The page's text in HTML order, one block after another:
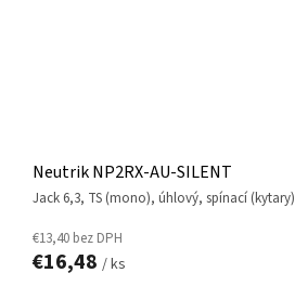
Neutrik NP2RX-AU-SILENT
jack 6,3, TS (mono), úhlový, spínací (kytary)
€13,40 bez DPH
€16,48 / ks